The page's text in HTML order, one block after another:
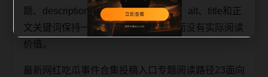
题、description、canonical、主题图、alt、title和正
文关键词保持一致，避免只替换词语而没有实际阅读
价值。
最新网红吃瓜事件合集投稿入口专题阅读路径23面向